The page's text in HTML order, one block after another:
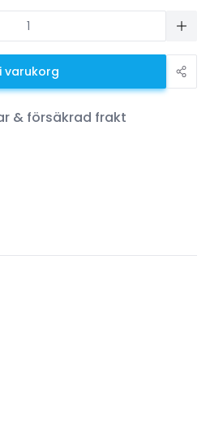
varukorg
& försäkrad frakt